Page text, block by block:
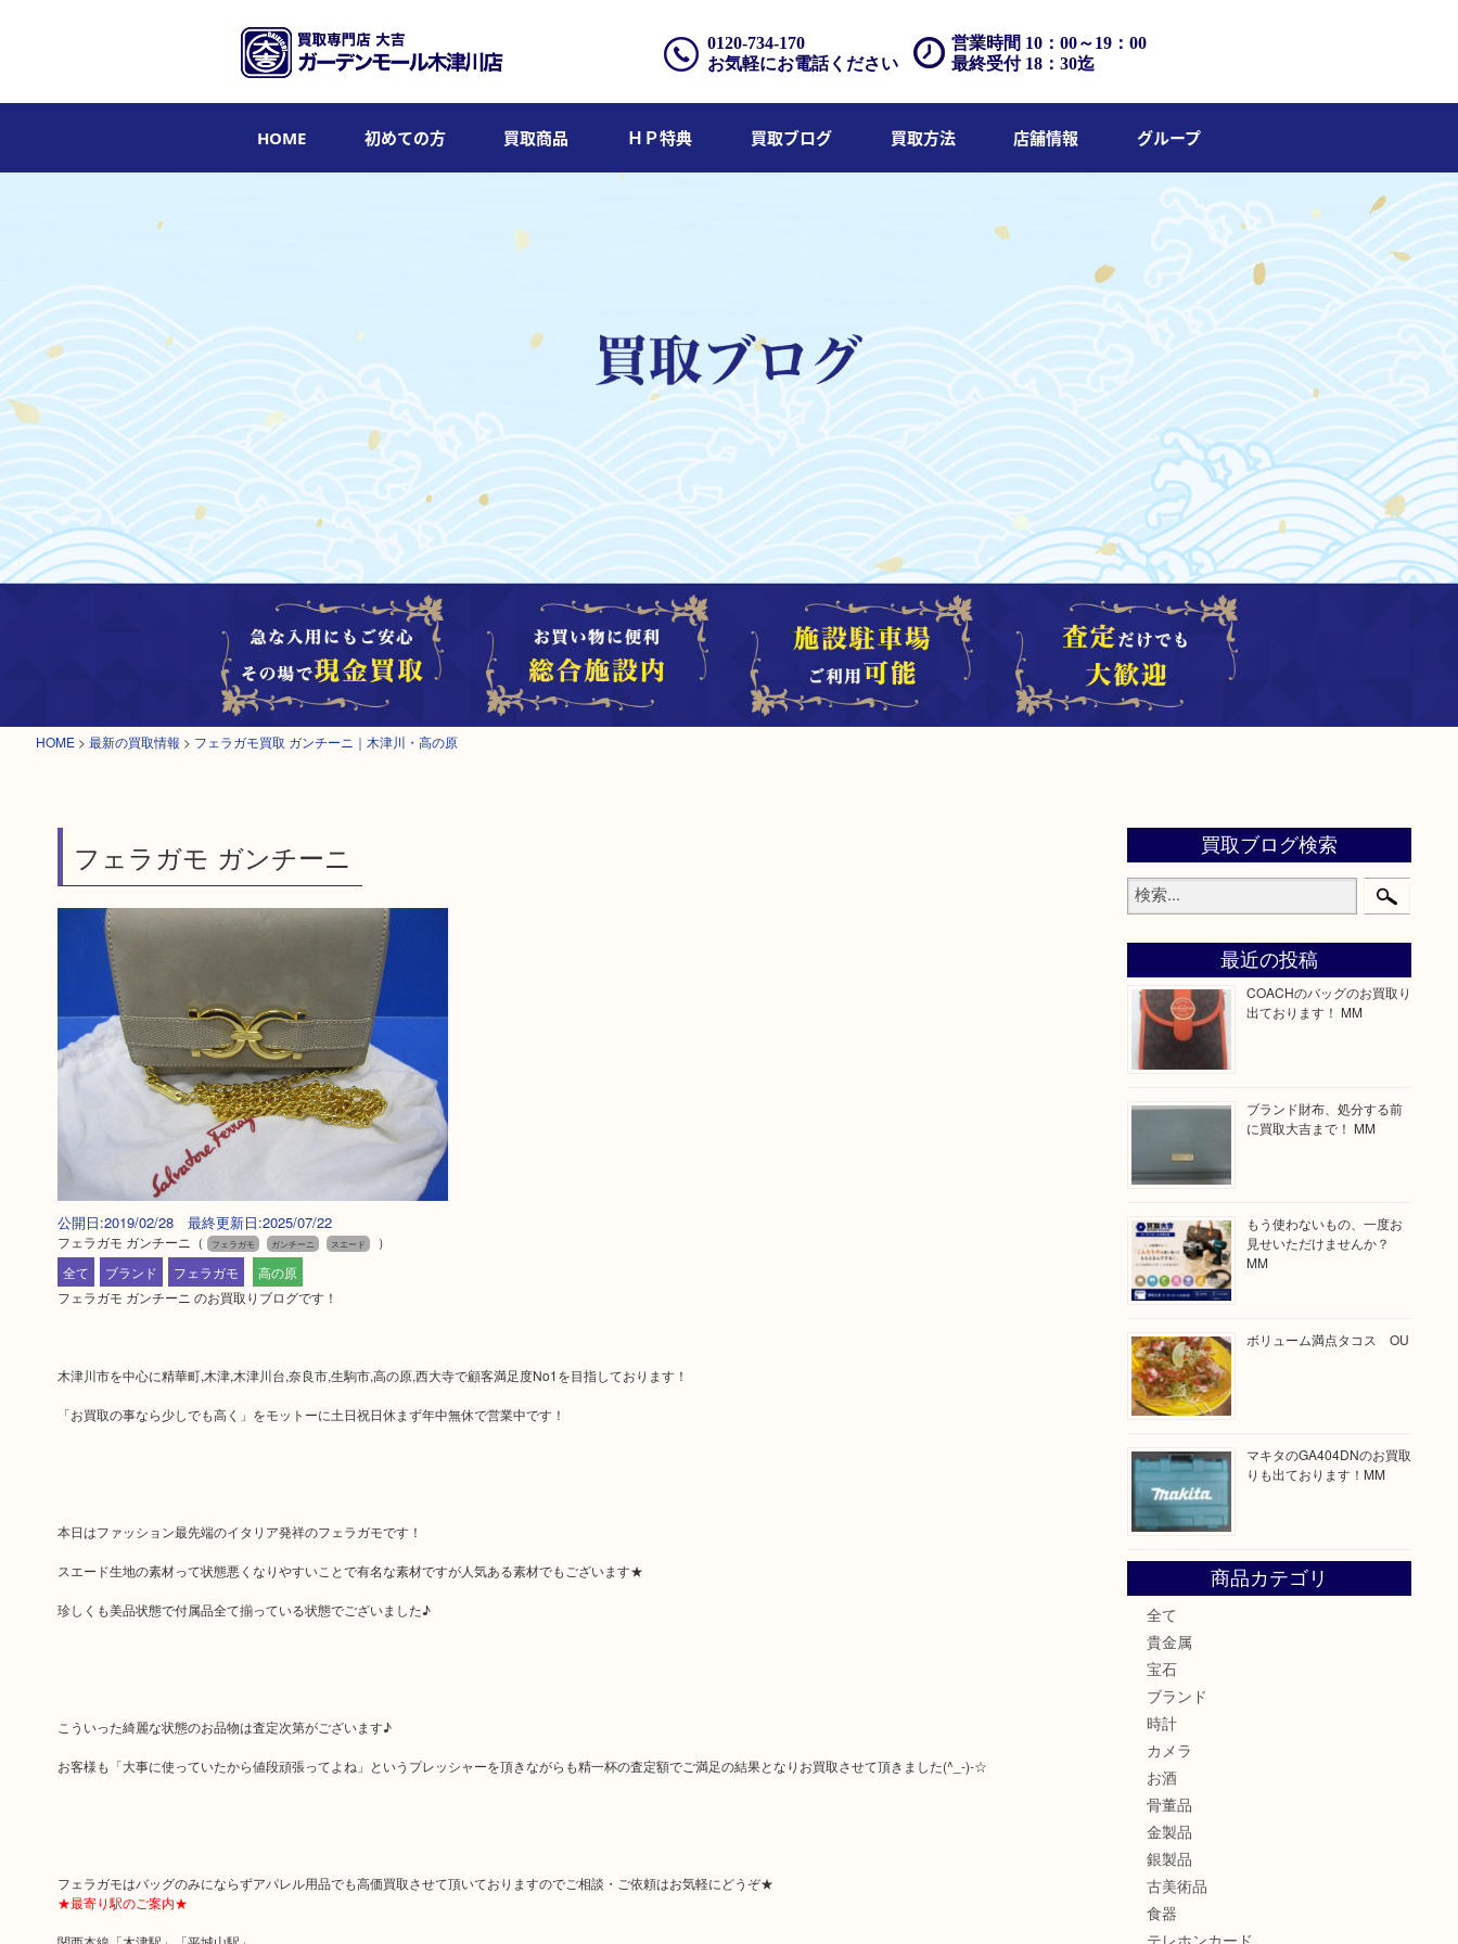
営業時間 10：00～19：00
最終受付 18：30迄
0120-734-170
お気軽にお電話ください
HOME 初めての方 買取商品 ＨＰ特典 買取ブログ 買取方法 店舗情報 グループ
HOME > 最新の買取情報 > フェラガモ買取 ガンチーニ｜木津川・高の原
フェラガモ ガンチーニ
公開日:2019/02/28 最終更新日:2025/07/22
フェラガモ ガンチーニ （ フェラガモ ガンチーニ スエード
）
全て
ブランド フェラガモ
高の原
フェラガモ ガンチーニ のお買取りブログです！
木津川市を中心に精華町,木津,木津川台,奈良市,生駒市,高の原,西大寺で顧客満足度No1を目指しております！
「お買取の事なら少しでも高く」をモットーに土日祝日休まず年中無休で営業中です！
本日はファッション最先端のイタリア発祥のフェラガモです！
スエード生地の素材って状態悪くなりやすいことで有名な素材ですが人気ある素材でもございます★
珍しくも美品状態で付属品全て揃っている状態でございました♪
こういった綺麗な状態のお品物は査定次第がございます♪
お客様も「大事に使っていたから値段頑張ってよね」というプレッシャーを頂きながらも精一杯の査定額でご満足の結果となりお買取させて頂きました(^_-)-☆
フェラガモはバッグのみにならずアパレル用品でも高価買取させて頂いておりますのでご相談・ご依頼はお気軽にどうぞ★
★最寄り駅のご案内★
買取ブログ検索
最近の投稿
COACHのバッグのお買取り
出ております！ MM
ブランド財布、処分する前
に買取大吉まで！ MM
もう使わないもの、一度お
見せいただけませんか？
MM
ボリューム満点タコス OU
マキタのGA404DNのお買取
りも出ております！MM
商品カテゴリ
全て
貴金属
宝石
ブランド
時計
カメラ
お酒
骨董品
金製品
銀製品
古美術品
食器
テレホンカード